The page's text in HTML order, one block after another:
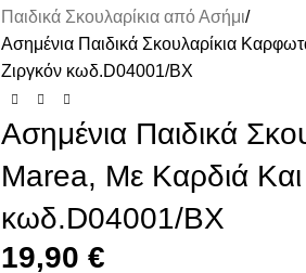
Παιδικά Σκουλαρίκια από Ασήμι
Ασημένια Παιδικά Σκουλαρίκια
Ζιργκόν κωδ.D04001/BX
Ασημένια Παιδικά
Marea, Με Καρδιά Και
κωδ.D04001/BX
19,90€